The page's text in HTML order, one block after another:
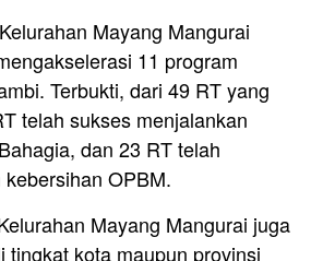
Mayang Mangurai
11 program
Terbukti, dari 49 RT yang
telah sukses menjalankan
dan 23 RT telah
OPBM.
Mayang Mangurai juga
tingkat kota maupun provinsi